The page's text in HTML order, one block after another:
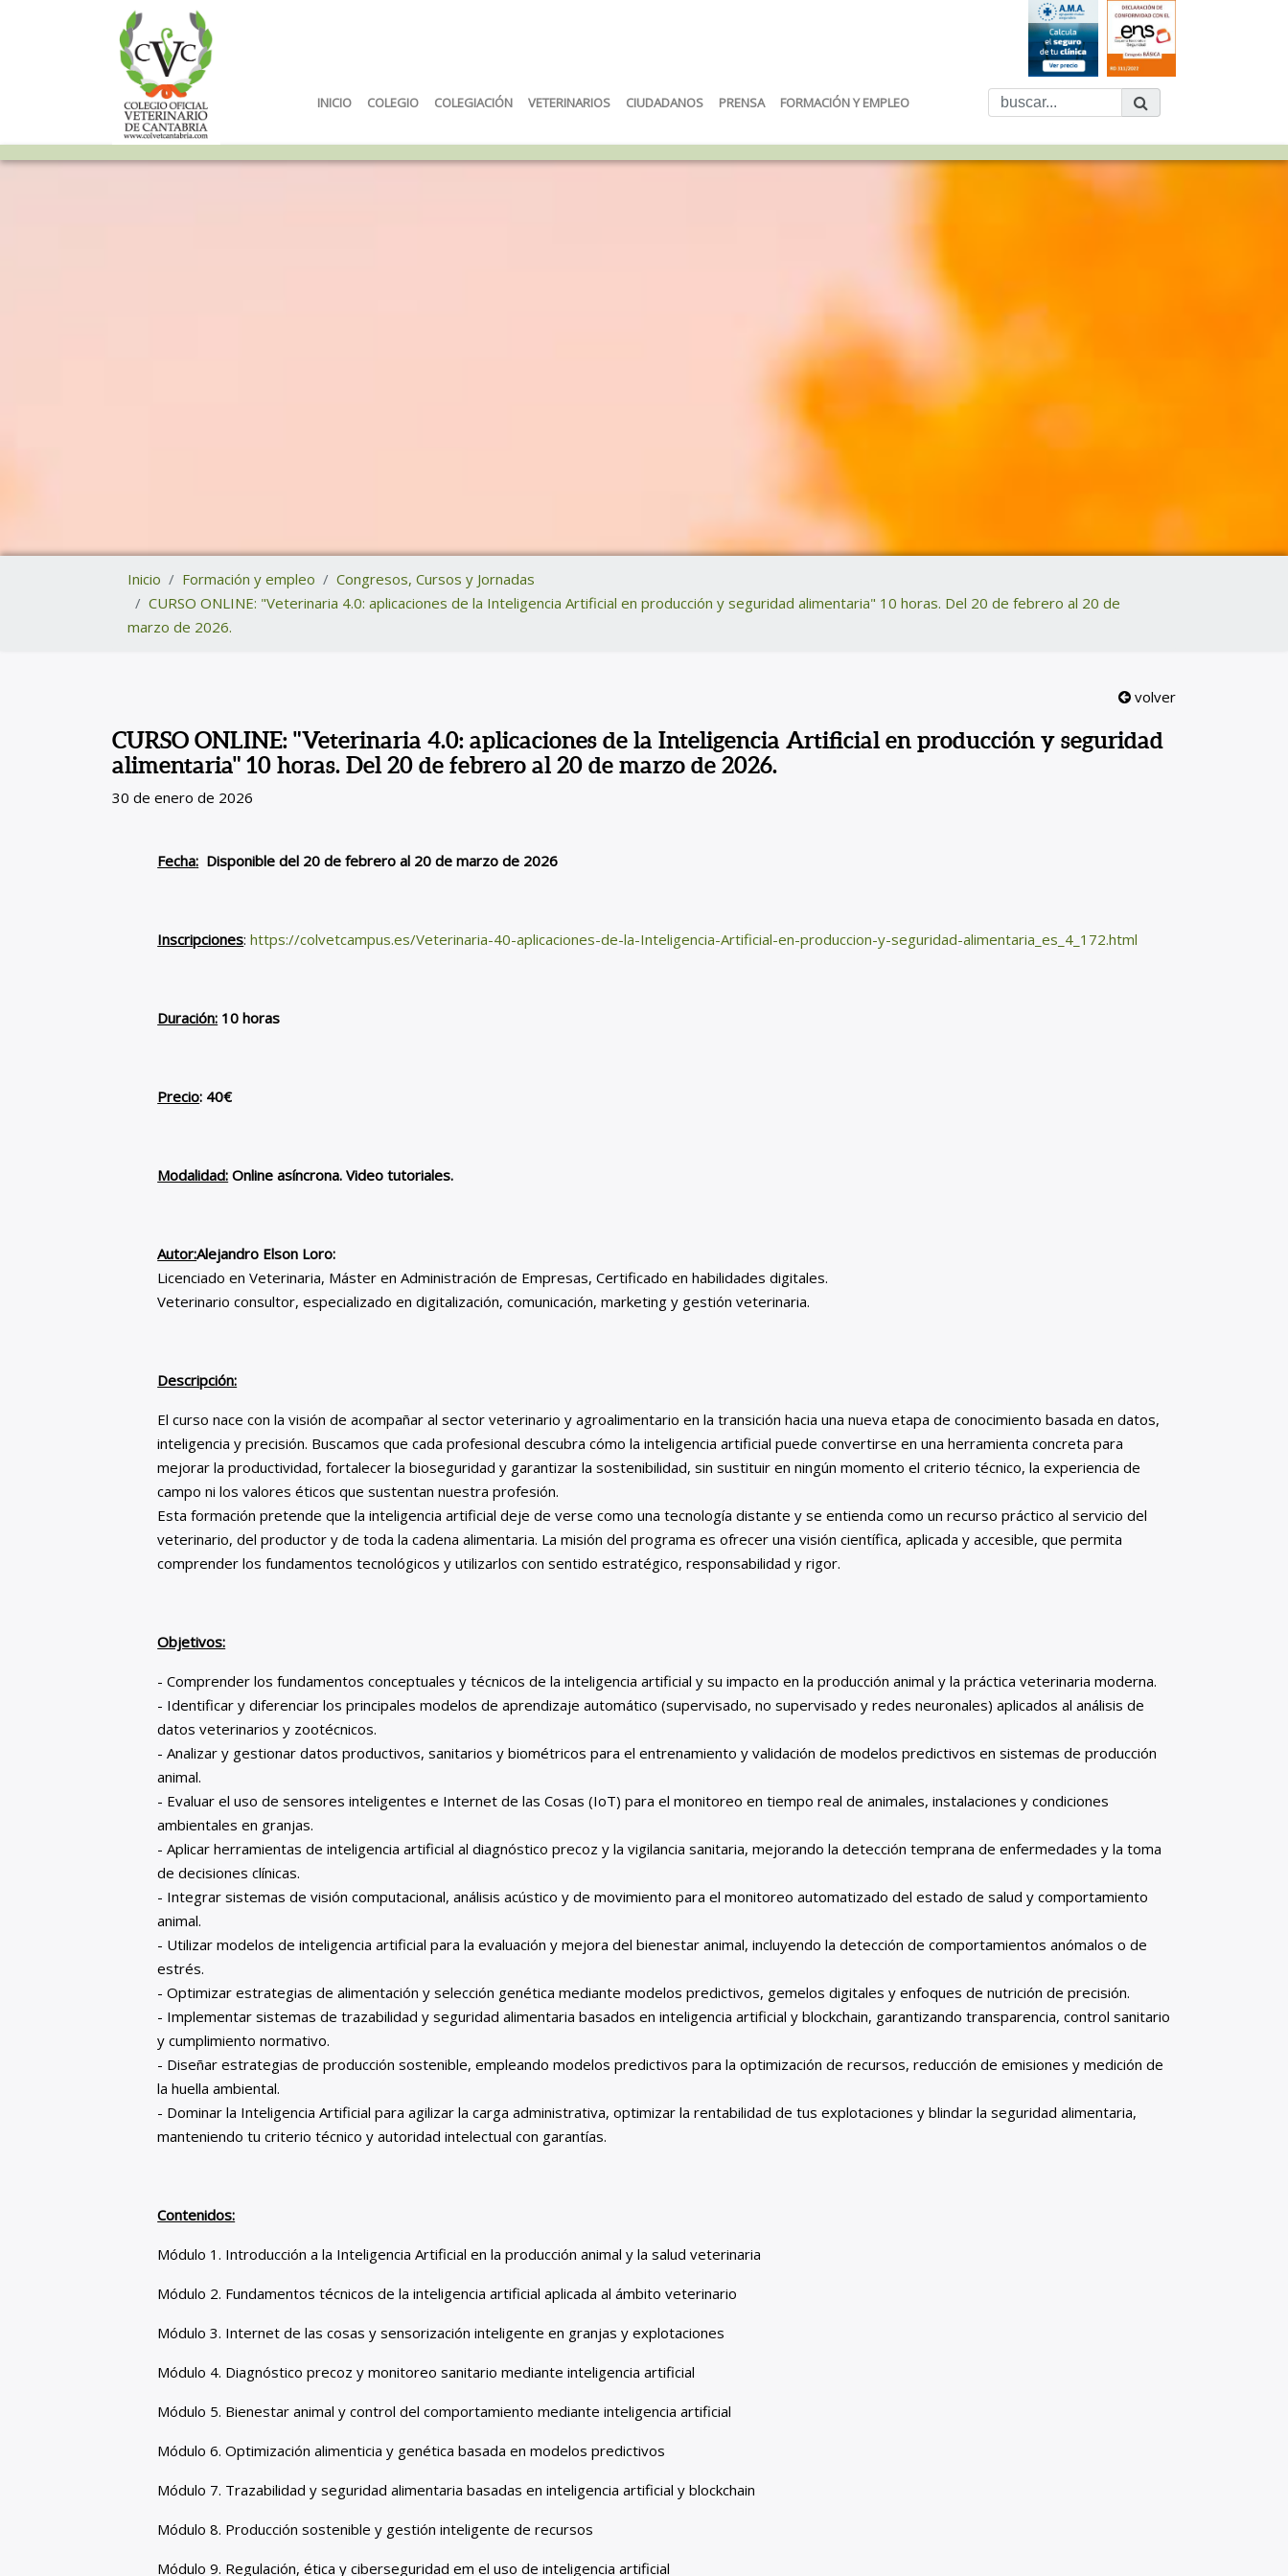
INICIO COLEGIO COLEGIACIÓN VETERINARIOS CIUDADANOS PRENSA FORMACIÓN Y EMPLEO
Inicio Formación y empleo
Congresos, Cursos y Jornadas
CURSO ONLINE: "Veterinaria 4.0: aplicaciones de la Inteligencia Artificial en producción y seguridad alimentaria" 10 horas. Del 20 de febrero al 20 de
marzo de 2026.
volver
CURSO ONLINE: "Veterinaria 4.0: aplicaciones de la Inteligencia Artificial en producción y seguridad
alimentaria" 10 horas. Del 20 de febrero al 20 de marzo de 2026.
30 de enero de 2026
Fecha: Disponible del 20 de febrero al 20 de marzo de 2026
Inscripciones:https://colvetcampus.es/Veterinaria-40-aplicaciones-de-la-Inteligencia-Artificial-en-produccion-y-seguridad-alimentaria_es_4_172.html
Duración: 10 horas
Precio: 40€
Modalidad: Online asíncrona. Video tutoriales.
Autor:Alejandro Elson Loro:
Licenciado en Veterinaria, Máster en Administración de Empresas, Certificado en habilidades digitales.
Veterinario consultor, especializado en digitalización, comunicación, marketing y gestión veterinaria.
Descripción:
El curso nace con la visión de acompañar al sector veterinario y agroalimentario en la transición hacia una nueva etapa de conocimiento basada en datos,
inteligencia y precisión. Buscamos que cada profesional descubra cómo la inteligencia artificial puede convertirse en una herramienta concreta para
mejorar la productividad, fortalecer la bioseguridad y garantizar la sostenibilidad, sin sustituir en ningún momento el criterio técnico, la experiencia de
campo ni los valores éticos que sustentan nuestra profesión.
Esta formación pretende que la inteligencia artificial deje de verse como una tecnología distante y se entienda como un recurso práctico al servicio del
veterinario, del productor y de toda la cadena alimentaria. La misión del programa es ofrecer una visión científica, aplicada y accesible, que permita
comprender los fundamentos tecnológicos y utilizarlos con sentido estratégico, responsabilidad y rigor.
Objetivos:
- Comprender los fundamentos conceptuales y técnicos de la inteligencia artificial y su impacto en la producción animal y la práctica veterinaria moderna.
- Identificar y diferenciar los principales modelos de aprendizaje automático (supervisado, no supervisado y redes neuronales) aplicados al análisis de
datos veterinarios y zootécnicos.
- Analizar y gestionar datos productivos, sanitarios y biométricos para el entrenamiento y validación de modelos predictivos en sistemas de producción
animal.
- Evaluar el uso de sensores inteligentes e Internet de las Cosas (IoT) para el monitoreo en tiempo real de animales, instalaciones y condiciones
ambientales en granjas.
- Aplicar herramientas de inteligencia artificial al diagnóstico precoz y la vigilancia sanitaria, mejorando la detección temprana de enfermedades y la toma
de decisiones clínicas.
- Integrar sistemas de visión computacional, análisis acústico y de movimiento para el monitoreo automatizado del estado de salud y comportamiento
animal.
- Utilizar modelos de inteligencia artificial para la evaluación y mejora del bienestar animal, incluyendo la detección de comportamientos anómalos o de
estrés.
- Optimizar estrategias de alimentación y selección genética mediante modelos predictivos, gemelos digitales y enfoques de nutrición de precisión.
- Implementar sistemas de trazabilidad y seguridad alimentaria basados en inteligencia artificial y blockchain, garantizando transparencia, control sanitario
y cumplimiento normativo.
- Diseñar estrategias de producción sostenible, empleando modelos predictivos para la optimización de recursos, reducción de emisiones y medición de
la huella ambiental.
- Dominar la Inteligencia Artificial para agilizar la carga administrativa, optimizar la rentabilidad de tus explotaciones y blindar la seguridad alimentaria,
manteniendo tu criterio técnico y autoridad intelectual con garantías.
Contenidos:
Módulo 1. Introducción a la Inteligencia Artificial en la producción animal y la salud veterinaria
Módulo 2. Fundamentos técnicos de la inteligencia artificial aplicada al ámbito veterinario
Módulo 3. Internet de las cosas y sensorización inteligente en granjas y explotaciones
Módulo 4. Diagnóstico precoz y monitoreo sanitario mediante inteligencia artificial
Módulo 5. Bienestar animal y control del comportamiento mediante inteligencia artificial
Módulo 6. Optimización alimenticia y genética basada en modelos predictivos
Módulo 7. Trazabilidad y seguridad alimentaria basadas en inteligencia artificial y blockchain
Módulo 8. Producción sostenible y gestión inteligente de recursos
Módulo 9. Regulación, ética y ciberseguridad em el uso de inteligencia artificial